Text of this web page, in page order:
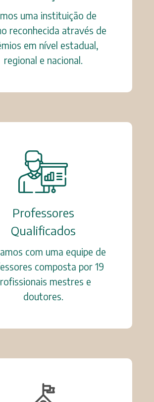
uma instituição de
reconhecida através de
em nível estadual,
regional e nacional.
Professores
Qualificados
com uma equipe de
composta por 19
mestres e
doutores.